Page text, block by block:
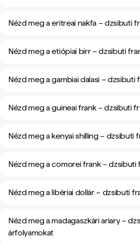
Nézd meg a eritreai nakfa – dzsibuti
Nézd meg a etiópiai birr – dzsibuti
Nézd meg a gambiai dalasi – dzsibuti
Nézd meg a guineai frank – dzsibuti
Nézd meg a kenyai shilling – dzsibuti
Nézd meg a comorei frank – dzsibuti
Nézd meg a libériai dollár – dzsibuti
Nézd meg a madagaszkári ariary –
árfolyamokat